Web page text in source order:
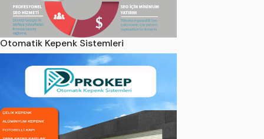
Otomatik Kepenk Sistemleri